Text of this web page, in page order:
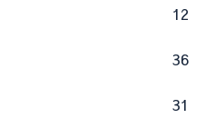
12
36
31